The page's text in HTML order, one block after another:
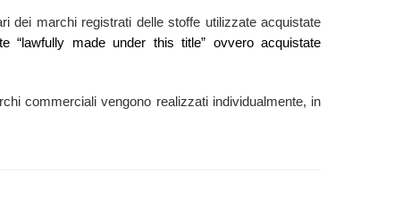
dei marchi registrati delle stoffe utilizzate acquistate
made under this title” ovvero acquistate
commerciali vengono realizzati individualmente, in